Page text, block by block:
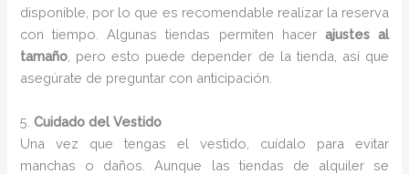
disponible, por lo que es recomendable realizar la reserva
con tiempo. Algunas tiendas permiten hacer ajustes al
tamaño , pero esto puede depender de la tienda, así que
asegúrate de preguntar con anticipación.
5.Cuidado del Vestido
Una vez que tengas el vestido, cuídalo para evitar
manchas o daños. Aunque las tiendas de alquiler se